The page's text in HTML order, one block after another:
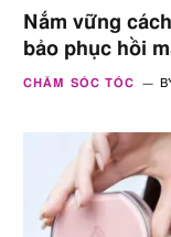
Nắm vững
bảo phục hồi
CHĂM SÓC TÓC